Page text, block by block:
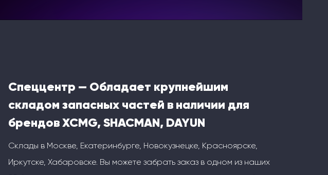
Спеццентр — Обладает крупнейшим
складом запасных частей в наличии для
брендов XCMG, SHACMAN, DAYUN
Склады в Москве, Екатеринбурге, Новокузнецке, Красноярске,
Иркутске, Хабаровске. Вы можете забрать заказ в одном из наших